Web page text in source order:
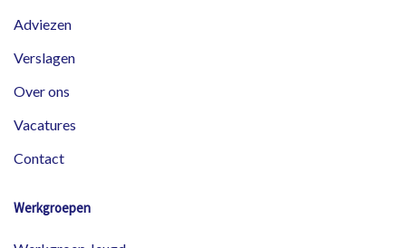
Adviezen
Verslagen
Over ons
Vacatures
Contact
Werkgroepen